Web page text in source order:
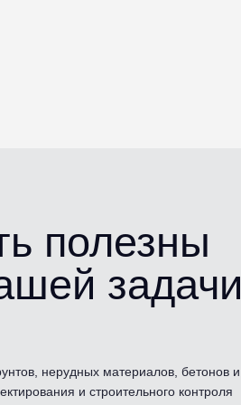
нерудных материалов, бетонов и
и строительного контроля
полезны
задачи